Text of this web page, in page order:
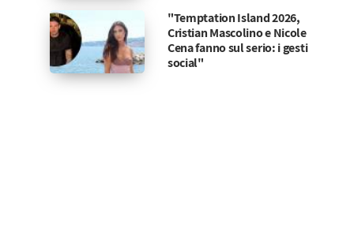
"Temptation Island 2026,
Cristian Mascolino e Nicole
Cena fanno sul serio: i gesti
social"